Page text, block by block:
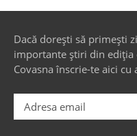
Dacă dorești să primești
importante știri din
Covasna înscrie-te aici cu